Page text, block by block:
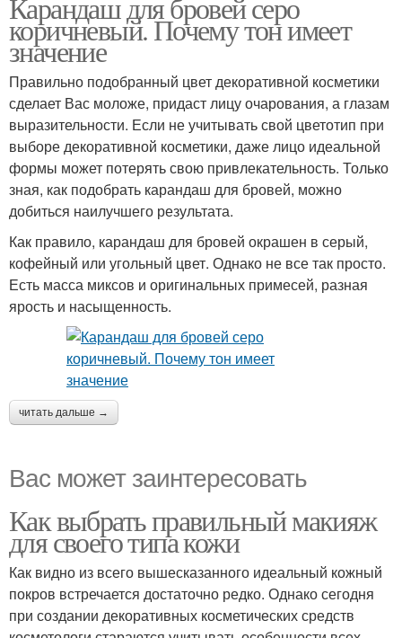
Карандаш для бровей серо
коричневый. Почему тон имеет
значение
Правильно подобранный цвет декоративной косметики
сделает Вас моложе, придаст лицу очарования, а глазам
выразительности. Если не учитывать свой цветотип при
выборе декоративной косметики, даже лицо идеальной
формы может потерять свою привлекательность. Только
зная, как подобрать карандаш для бровей, можно
добиться наилучшего результата.
Как правило, карандаш для бровей окрашен в серый,
кофейный или угольный цвет. Однако не все так просто.
Есть масса миксов и оригинальных примесей, разная
ярость и насыщенность.
читать дальше →
Вас может заинтересовать
Как выбрать правильный макияж
для своего типа кожи
Как видно из всего вышесказанного идеальный кожный
покров встречается достаточно редко. Однако сегодня
при создании декоративных косметических средств